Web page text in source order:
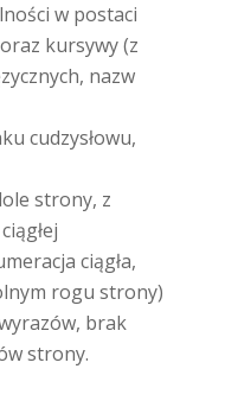
w postaci
kursywy (z
nazw
cudzysłowu,
strony, z
ciągła,
rogu strony)
brak
strony.